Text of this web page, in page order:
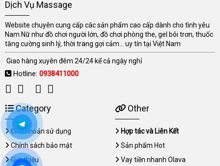
Dịch Vụ Massage
Website chuyên cung cấp các sản phẩm cao cấp dành cho tình yêu
Nam Nữ như đồ chơi người lớn, đồ chơi phòng the, gel bôi trơn, thuốc
tăng cường sinh lý, thời trang gợi cảm... uy tín tại Việt Nam
Giao hàng xuyên đêm 24/24 kể cả ngày nghỉ
Hotline: 0938411000
Category
Điều khoản sử dụng
Chính sách bảo mật
Giới thiệu
Other
Hợp tác và Liên Kết
Sản phẩm Hot
Vay tiền nhanh Olava